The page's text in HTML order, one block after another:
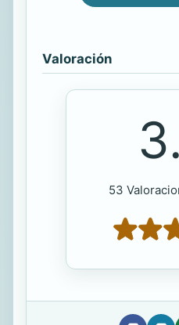
Valoración
53